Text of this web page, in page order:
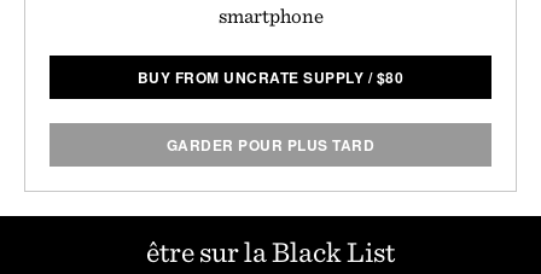
smartphone
BUY FROM UNCRATE SUPPLY /$80
GARDER POUR PLUS TARD
être sur la Black List